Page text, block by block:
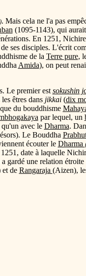
. Mais cela ne l'a pas
(1095-1143), qui
En 1251,
ses disciples. L'écrit
de la Terre pure,
Amida), on peut
Le premier est sokushin
êtres dans jikkai(dix
du bouddhisme
par lequel, un
avec le Dharma.
Le Bouddha
écouter le Dharma
date à laquelle
gardé une relation étroite
de Rangaraja (Aizen),